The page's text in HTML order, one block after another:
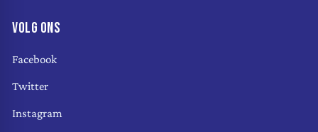
VOLG ONS
Facebook
Twitter
Instagram